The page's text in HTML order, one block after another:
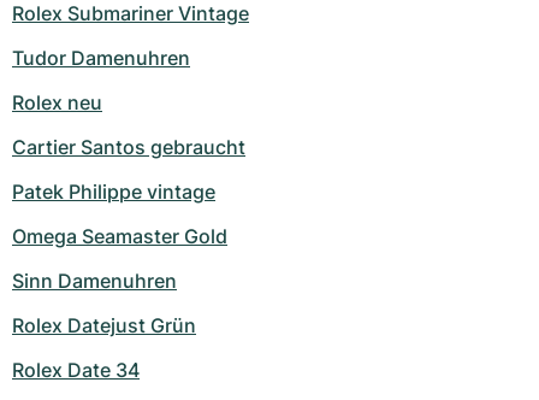
Rolex Submariner Vintage
Tudor Damenuhren
Rolex neu
Cartier Santos gebraucht
Patek Philippe vintage
Omega Seamaster Gold
Sinn Damenuhren
Rolex Datejust Grün
Rolex Date 34